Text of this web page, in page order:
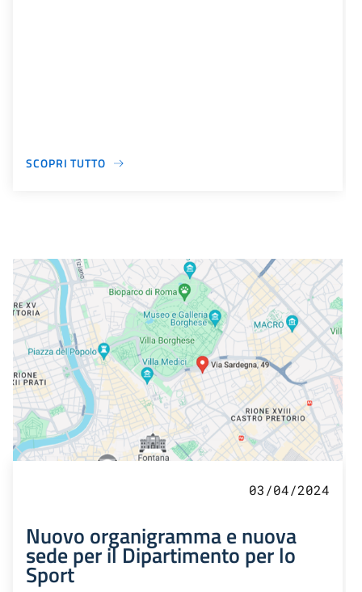
SCOPRI TUTTO
03/04/2024
Nuovo organigramma e nuova
sede per il Dipartimento per lo
Sport